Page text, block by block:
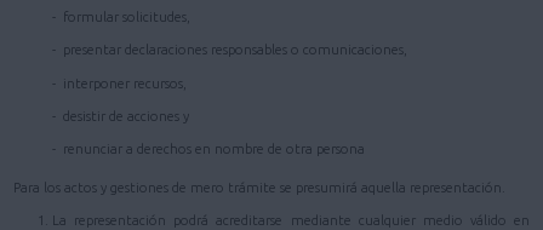
- formular solicitudes,
- presentar declaraciones responsables o comunicaciones,
- interponer recursos,
- desistir de acciones y
- renunciar a derechos en nombre de otra persona
Para los actos y gestiones de mero trámite se presumirá aquella representación.
La representación podrá acreditarse mediante cualquier medio válido en